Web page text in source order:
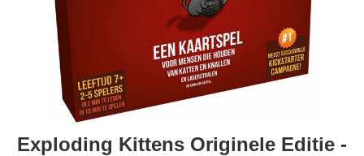
Exploding Kittens Originele Editie -